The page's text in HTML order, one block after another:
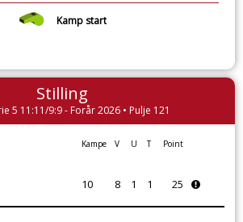
Kamp start
Stilling
5 11:11/9:9 - Forår 2026 • Pulje 121
Kampe V U T Point
10 8 1 1 25